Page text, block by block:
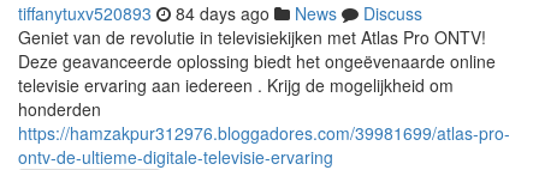
tiffanytuxv520893 84 days ago News
Discuss
Geniet van de revolutie in televisiekijken met Atlas Pro ONTV!
Deze geavanceerde oplossing biedt het ongeëvenaarde online
televisie ervaring aan iedereen . Krijg de mogelijkheid om
honderden
https://hamzakpur312976.bloggadores.com/39981699/atlas-pro-
ontv-de-ultieme-digitale-televisie-ervaring